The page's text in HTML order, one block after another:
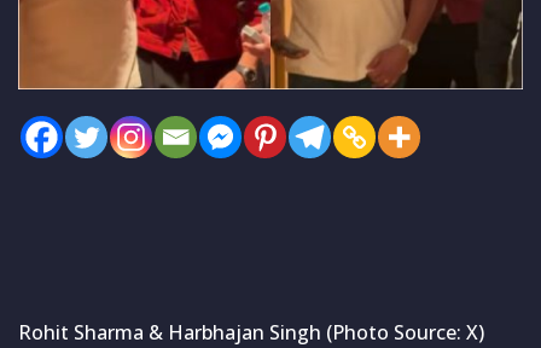
Rohit Sharma & Harbhajan Singh (Photo Source: X)